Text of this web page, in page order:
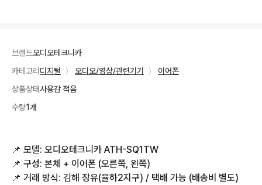
브랜드오디오테크니카
카테고리 디지털 〉 오디오/영상/관련기기 〉
이어폰
상품상태사용감 적음
수량1개
📌 모델: 오디오테크니카 ATH-SQ1TW
📌 구성: 본체 + 이어폰 (오른쪽, 왼쪽)
📌 거래 방식: 김해 장유(율하2지구) / 택배 가능 (배송비 별도)